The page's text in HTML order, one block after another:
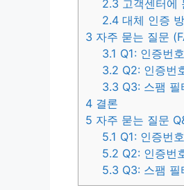
2.3 고객센터에
2.4 대체 인증
3 자주 묻는 질문
3.1 Q1: 인증번
3.2 Q2: 인증번
3.3 Q3: 스팸
4 결론
5 자주 묻는 질문
5.1 Q1: 인증번
5.2 Q2: 인증번
5.3 Q3: 스팸